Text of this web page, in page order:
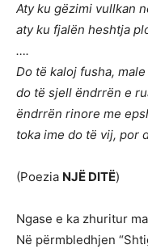
Aty ku gëzimi vullkan
aty ku fjalën heshtja
….
Do të kaloj fusha,
do të sjell ëndrrën e
ëndrrën rinore me
toka ime do të vij, por
(Poezia NJË DITË)
Ngase e ka zhuritur
Në përmbledhjen